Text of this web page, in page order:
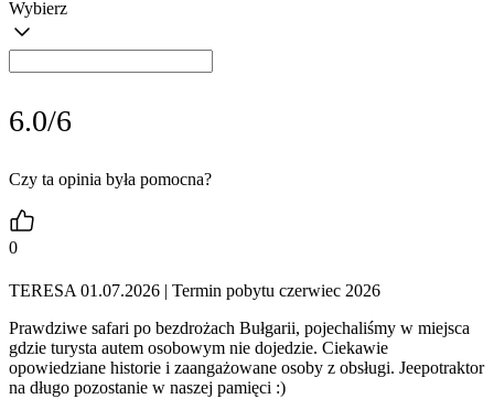
Wybierz
6.0/6
Czy ta opinia była pomocna?
0
TERESA 01.07.2026 | Termin pobytu czerwiec 2026
Prawdziwe safari po bezdrożach Bułgarii, pojechaliśmy w miejsca
gdzie turysta autem osobowym nie dojedzie. Ciekawie
opowiedziane historie i zaangażowane osoby z obsługi. Jeepotraktor
na długo pozostanie w naszej pamięci :)